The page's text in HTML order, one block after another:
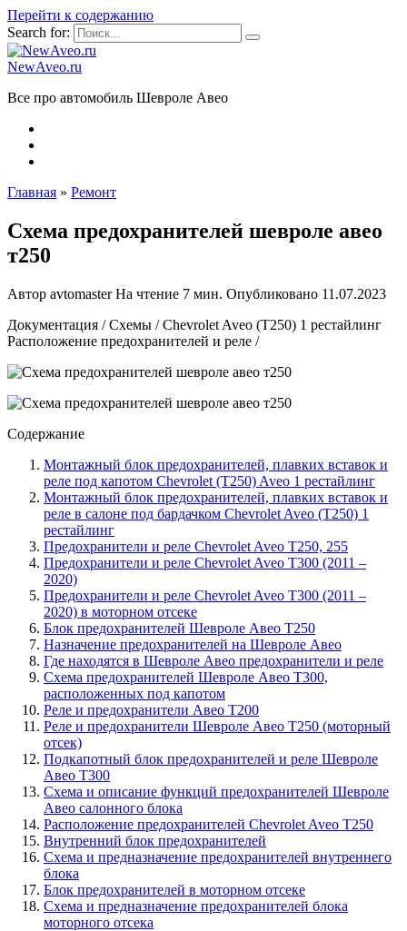
Перейти к содержанию
Search for:
NewAveo.ru
Все про автомобиль Шевроле Авео
Главная » Ремонт
Схема предохранителей шевроле авео
т250
Автор avtomaster На чтение 7 мин. Опубликовано 11.07.2023
Документация / Схемы / Chevrolet Aveo (T250) 1 рестайлинг
Расположение предохранителей и реле /
Содержание
Монтажный блок предохранителей, плавких вставок и
реле под капотом Chevrolet (T250) Aveo 1 рестайлинг
Монтажный блок предохранителей, плавких вставок и
реле в салоне под бардачком Chevrolet Aveo (T250) 1
рестайлинг
Предохранители и реле Chevrolet Aveo T250, 255
Предохранители и реле Chevrolet Aveo T300 (2011 –
2020)
Предохранители и реле Chevrolet Aveo T300 (2011 –
2020) в моторном отсеке
Блок предохранителей Шевроле Авео Т250
Назначение предохранителей на Шевроле Авео
Где находятся в Шевроле Авео предохранители и реле
Схема предохранителей Шевроле Авео Т300,
расположенных под капотом
Реле и предохранители Авео Т200
Реле и предохранители Шевроле Авео Т250 (моторный
отсек)
Подкапотный блок предохранителей и реле Шевроле
Авео Т300
Схема и описание функций предохранителей Шевроле
Авео салонного блока
Расположение предохранителей Chevrolet Aveo T250
Внутренний блок предохранителей
Схема и предназначение предохранителей внутреннего
блока
Блок предохранителей в моторном отсеке
Схема и предназначение предохранителей блока
моторного отсека